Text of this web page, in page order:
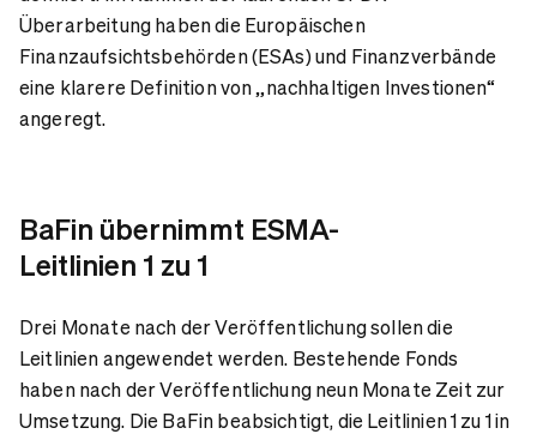
Überarbeitung haben die Europäischen
Finanzaufsichtsbehörden (ESAs) und Finanzverbände
eine klarere Definition von „nachhaltigen Investionen“
angeregt.
BaFin übernimmt ESMA-
Leitlinien 1 zu 1
Drei Monate nach der Veröffentlichung sollen die
Leitlinien angewendet werden. Bestehende Fonds
haben nach der Veröffentlichung neun Monate Zeit zur
Umsetzung. Die BaFin beabsichtigt, die Leitlinien 1 zu 1 in